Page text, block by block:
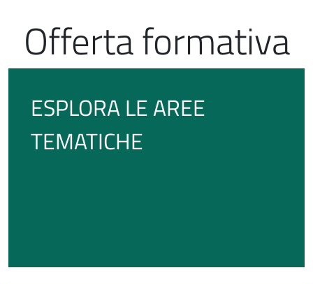
Offerta formativa
ESPLORA LE AREE
TEMATICHE